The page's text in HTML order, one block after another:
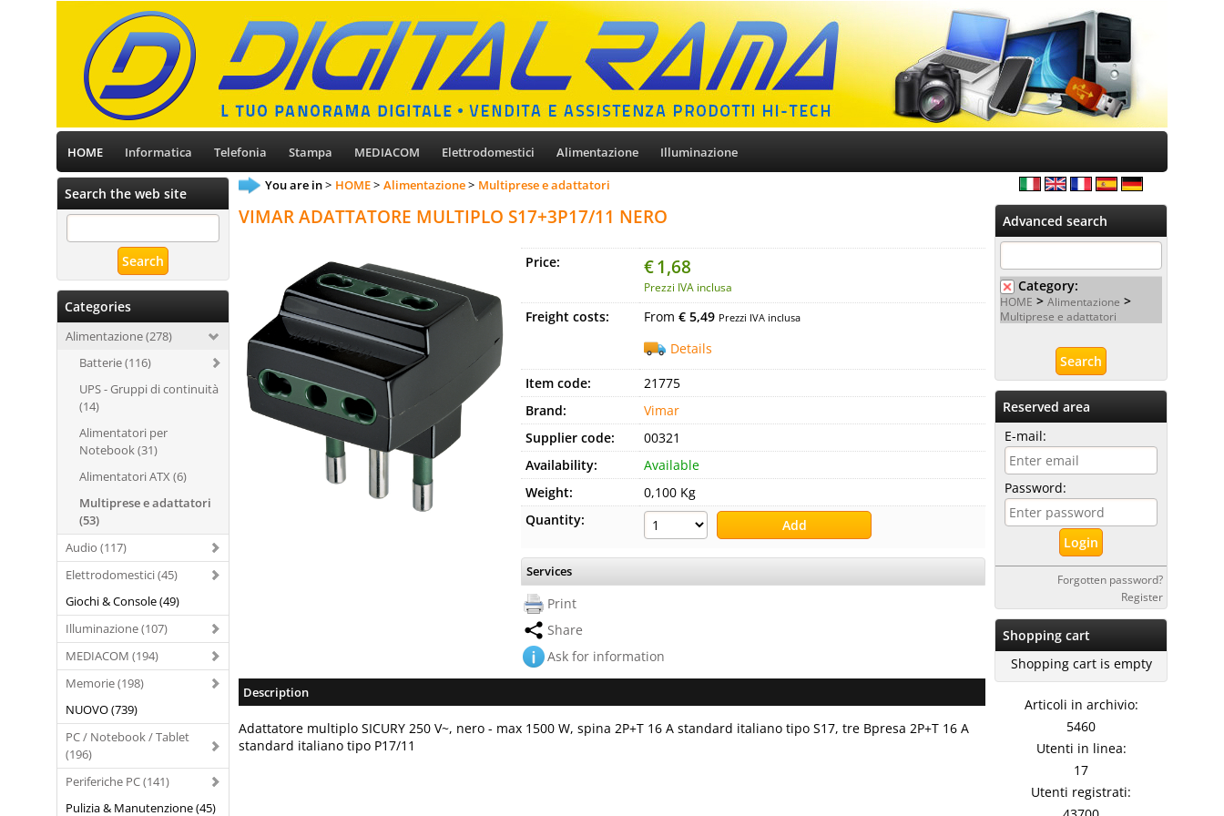
HOME Informatica Telefonia Stampa MEDIACOM Elettrodomestici Alimentazione Illuminazione
Search the web site
Categories
Alimentazione (278)
Batterie (116)
UPS - Gruppi di continuità
(14)
Alimentatori per
Notebook (31)
Alimentatori ATX (6)
Multiprese e adattatori
(53)
Audio (117)
Elettrodomestici (45)
Giochi & Console (49)
Illuminazione (107)
MEDIACOM (194)
Memorie (198)
NUOVO (739)
PC / Notebook / Tablet
(196)
Periferiche PC (141)
Pulizia & Manutenzione (45)
You are in HOME Alimentazione Multiprese e adattatori
VIMAR ADATTATORE MULTIPLO S17+3P17/11 NERO
Price: €1,68
Prezzi IVA inclusa
Freight costs: From € 5,49 Prezzi IVA inclusa
Details
Item code:
21775
Brand:
Vimar
Supplier code:
00321
Availability:
Available
Weight:
0,100 Kg
Quantity:
Services
Print
Share
Ask for information
Description
Adattatore multiplo SICURY 250 V~, nero - max 1500 W, spina 2P+T 16 A standard italiano tipo S17, tre Bpresa 2P+T 16 A
standard italiano tipo P17/11
Advanced search
Category:
HOME > Alimentazione >
Multiprese e adattatori
Reserved area
E-mail:
Password:
Forgotten password?
Register
Shopping cart
Shopping cart is empty
Articoli in archivio:
5460
Utenti in linea:
17
Utenti registrati: